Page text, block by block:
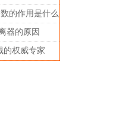
的作用是什么
器的原因
的权威专家